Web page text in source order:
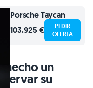
PorscheTaycan
103.925 €
PEDIR
OFERTA
hecho un
su